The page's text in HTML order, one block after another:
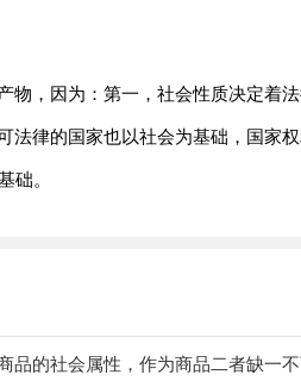
物，因为：第一，社会性质决定着
法律的国家也以社会为基础，国家
础。
品的社会属性，作为商品二者缺